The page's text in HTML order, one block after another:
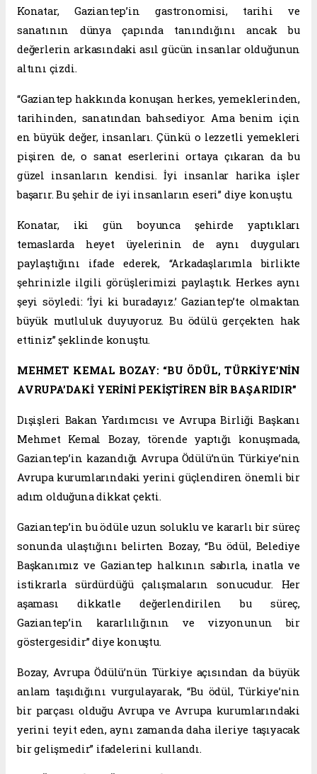
Konatar, Gaziantep’in gastronomisi, tarihi ve
sanatının dünya çapında tanındığını ancak bu
değerlerin arkasındaki asıl gücün insanlar olduğunun
altını çizdi.
“Gaziantep hakkında konuşan herkes, yemeklerinden,
tarihinden, sanatından bahsediyor. Ama benim için
en büyük değer, insanları. Çünkü o lezzetli yemekleri
pişiren de, o sanat eserlerini ortaya çıkaran da bu
güzel insanların kendisi. İyi insanlar harika işler
başarır. Bu şehir de iyi insanların eseri” diye konuştu.
Konatar, iki gün boyunca şehirde yaptıkları
temaslarda heyet üyelerinin de aynı duyguları
paylaştığını ifade ederek, “Arkadaşlarımla birlikte
şehrinizle ilgili görüşlerimizi paylaştık. Herkes aynı
şeyi söyledi: ‘İyi ki buradayız.’ Gaziantep’te olmaktan
büyük mutluluk duyuyoruz. Bu ödülü gerçekten hak
ettiniz” şeklinde konuştu.
MEHMET KEMAL BOZAY: “BU ÖDÜL, TÜRKİYE’NİN
AVRUPA’DAKİ YERİNİ PEKİŞTİREN BİR BAŞARIDIR”
Dışişleri Bakan Yardımcısı ve Avrupa Birliği Başkanı
Mehmet Kemal Bozay, törende yaptığı konuşmada,
Gaziantep’in kazandığı Avrupa Ödülü’nün Türkiye’nin
Avrupa kurumlarındaki yerini güçlendiren önemli bir
adım olduğuna dikkat çekti.
Gaziantep’in bu ödüle uzun soluklu ve kararlı bir süreç
sonunda ulaştığını belirten Bozay, “Bu ödül, Belediye
Başkanımız ve Gaziantep halkının sabırla, inatla ve
istikrarla sürdürdüğü çalışmaların sonucudur. Her
aşaması dikkatle değerlendirilen bu süreç,
Gaziantep’in kararlılığının ve vizyonunun bir
göstergesidir” diye konuştu.
Bozay, Avrupa Ödülü’nün Türkiye açısından da büyük
anlam taşıdığını vurgulayarak, “Bu ödül, Türkiye’nin
bir parçası olduğu Avrupa ve Avrupa kurumlarındaki
yerini teyit eden, aynı zamanda daha ileriye taşıyacak
bir gelişmedir” ifadelerini kullandı.